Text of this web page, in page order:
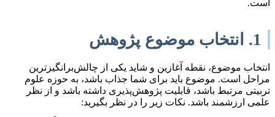
است.
1. انتخاب موضوع پژوهش
انتخاب موضوع، نقطه آغازین و شاید یکی از چالش‌برانگیزترین
مراحل است. موضوع باید برای شما جذاب باشد، به حوزه علوم
تربیتی مرتبط باشد، قابلیت پژوهش‌پذیری داشته باشد و از نظر
علمی ارزشمند باشد. نکات زیر را در نظر بگیرید: